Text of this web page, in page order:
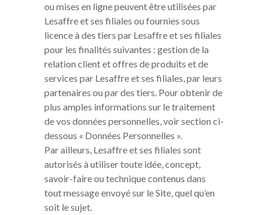
ou mises en ligne peuvent être utilisées par
Lesaffre et ses filiales ou fournies sous
licence à des tiers par Lesaffre et ses filiales
pour les finalités suivantes : gestion de la
relation client et offres de produits et de
services par Lesaffre et ses filiales, par leurs
partenaires ou par des tiers. Pour obtenir de
plus amples informations sur le traitement
de vos données personnelles, voir section ci-
dessous « Données Personnelles ».
Par ailleurs, Lesaffre et ses filiales sont
autorisés à utiliser toute idée, concept,
savoir-faire ou technique contenus dans
tout message envoyé sur le Site, quel qu’en
soit le sujet.